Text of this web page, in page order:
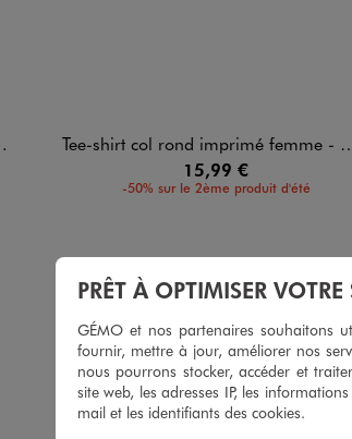
Tee-shirt col rond imprimé femme - Celine Dion
15,99 €
-50% sur le 2ème produit d'été
Avis vérifié et
Très bien
Avis du24/07/2026
PRÊT À OPTIMISER
GÉMO et nos partenaires souhaitons
fournir, mettre à jour, améliorer nos
nous pourrons stocker, accéder et
site web, les adresses IP, les
mail et les identifiants des cookies.